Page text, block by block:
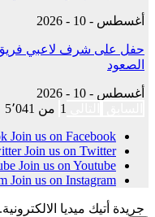
أغسطس - 10 - 2026
حفل على شرف لاعبي فريق
الصعود
أغسطس - 10 - 2026
1 من 5٬041
Join us on Facebook
Join us on Twitter
Join us on Youtube
Join us on Instagram
جريدة أتيك ميديا الالكترونية. © 2019 جميع الحقوق